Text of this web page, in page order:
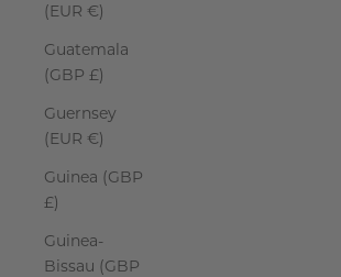
(EUR €)
Guatemala
(GBP £)
Guernsey
(EUR €)
Guinea (GBP
£)
Guinea-
Bissau (GBP